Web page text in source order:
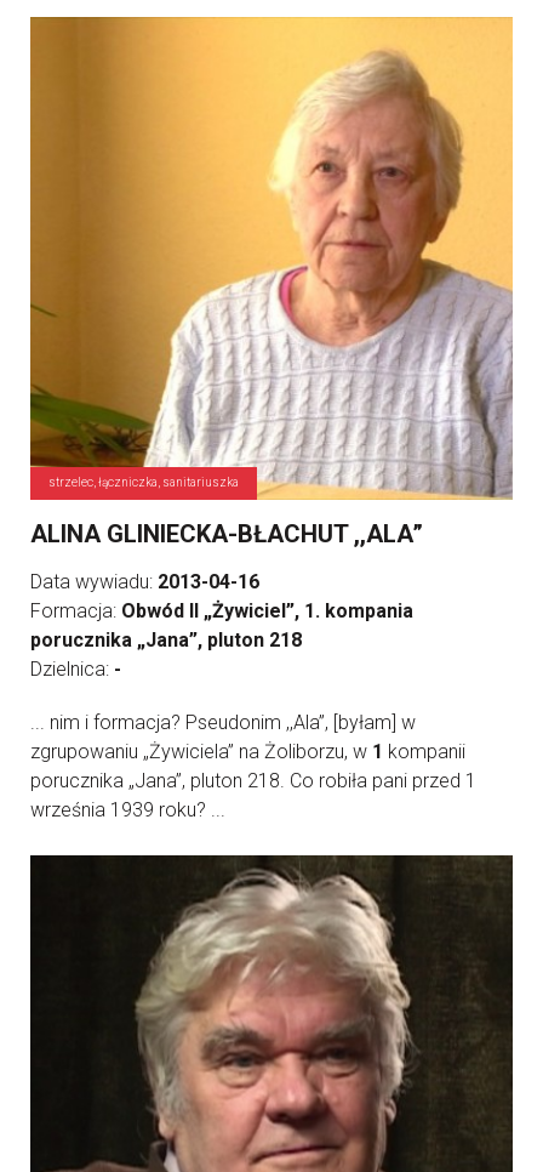
strzelec, łączniczka, sanitariuszka
ALINA GLINIECKA-BŁACHUT ,,ALA”
Data wywiadu: 2013-04-16
Formacja: Obwód II „Żywiciel”, 1. kompania
porucznika „Jana”, pluton 218
Dzielnica: -
... nim i formacja? Pseudonim ,,Ala”, [byłam] w
zgrupowaniu „Żywiciela” na Żoliborzu, w 1 kompanii
porucznika „Jana”, pluton 218. Co robiła pani przed 1
września 1939 roku? ...